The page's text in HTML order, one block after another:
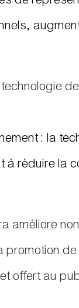
: la
réduire la
améliore
offert au